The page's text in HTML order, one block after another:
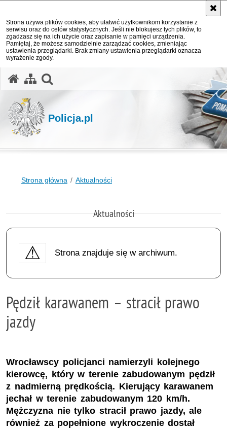
Strona używa plików cookies, aby ułatwić użytkownikom korzystanie z
serwisu oraz do celów statystycznych. Jeśli nie blokujesz tych plików, to
zgadzasz się na ich użycie oraz zapisanie w pamięci urządzenia.
Pamiętaj, że możesz samodzielnie zarządzać cookies, zmieniając
ustawienia przeglądarki. Brak zmiany ustawienia przeglądarki oznacza
wyrażenie zgody.
Policja.pl
Strona główna Aktualności
Aktualności
Strona znajduje się w archiwum.
Pędził karawanem – stracił prawo
jazdy
Wrocławscy policjanci namierzyli kolejnego
kierowcę, który w terenie zabudowanym pędził
z nadmierną prędkością. Kierujący karawanem
jechał w terenie zabudowanym 120 km/h.
Mężczyzna nie tylko stracił prawo jazdy, ale
również za popełnione wykroczenie dostał